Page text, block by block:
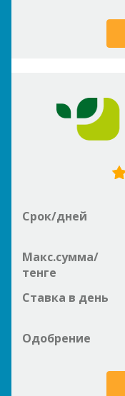
Срок/дней
Макс.сумма/
тенге
Ставка в день
Одобрение